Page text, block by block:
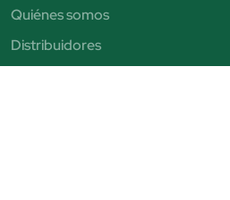
Quiénes somos
Distribuidores